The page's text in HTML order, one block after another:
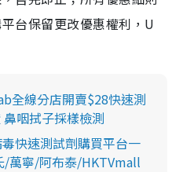
台保留更改優惠權利，U
全線分店開賣$28快速測
咽拭子採樣檢測
快速測試劑購買平台一
/萬寧/阿布泰/HKTVmall